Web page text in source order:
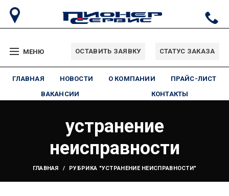
МЕНЮ ОСТАВИТЬ ЗАЯВКУ СТАТУС ЗАКАЗА
ГЛАВНАЯ НОВОСТИ О КОМПАНИИ
ПРАЙС-ЛИСТ
ВАКАНСИИ
КОНТАКТЫ
устранение
неисправности
ГЛАВНАЯ РУБРИКА "УСТРАНЕНИЕ НЕИСПРАВНОСТИ"